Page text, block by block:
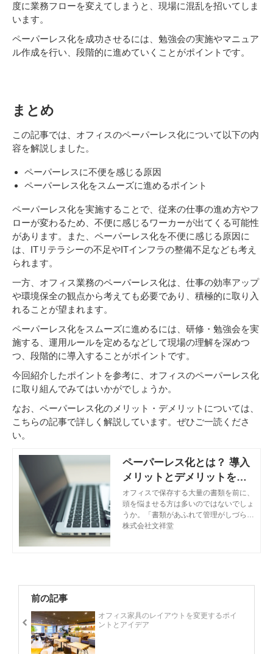
度に業務フローを変えてしまうと、現場に混乱を招いてしま
います。
ペーパーレス化を成功させるには、勉強会の実施やマニュア
ル作成を行い、段階的に進めていくことがポイントです。
まとめ
この記事では、オフィスのペーパーレス化について以下の内
容を解説しました。
ペーパーレスに不便を感じる原因
ペーパーレス化をスムーズに進めるポイント
ペーパーレス化を実施することで、従来の仕事の進め方やフ
ローが変わるため、不便に感じるワーカーが出てくる可能性
があります。また、ペーパーレス化を不便に感じる原因に
は、ITリテラシーの不足やITインフラの整備不足なども考え
られます。
一方、オフィス業務のペーパーレス化は、仕事の効率アップ
や環境保全の観点から考えても必要であり、積極的に取り入
れることが望まれます。
ペーパーレス化をスムーズに進めるには、研修・勉強会を実
施する、運用ルールを定めるなどして現場の理解を深めつ
つ、段階的に導入することがポイントです。
今回紹介したポイントを参考に、オフィスのペーパーレス化
に取り組んでみてはいかがでしょうか。
なお、ペーパーレス化のメリット・デメリットについては、
こちらの記事で詳しく解説しています。ぜひご一読くださ
い。
ペーパーレス化とは？ 導入
メリットとデメリットを解
説
オフィスで保存する大量の書類を前に、
頭を悩ませる方は多いのではないでしょ
うか。「書類があふれて管理がしづら
い」「必要な書類を取り出すまでに時間
株式会社文祥堂
前の記事
オフィス家具のレイアウトを変更するポイ
ントとアイデア